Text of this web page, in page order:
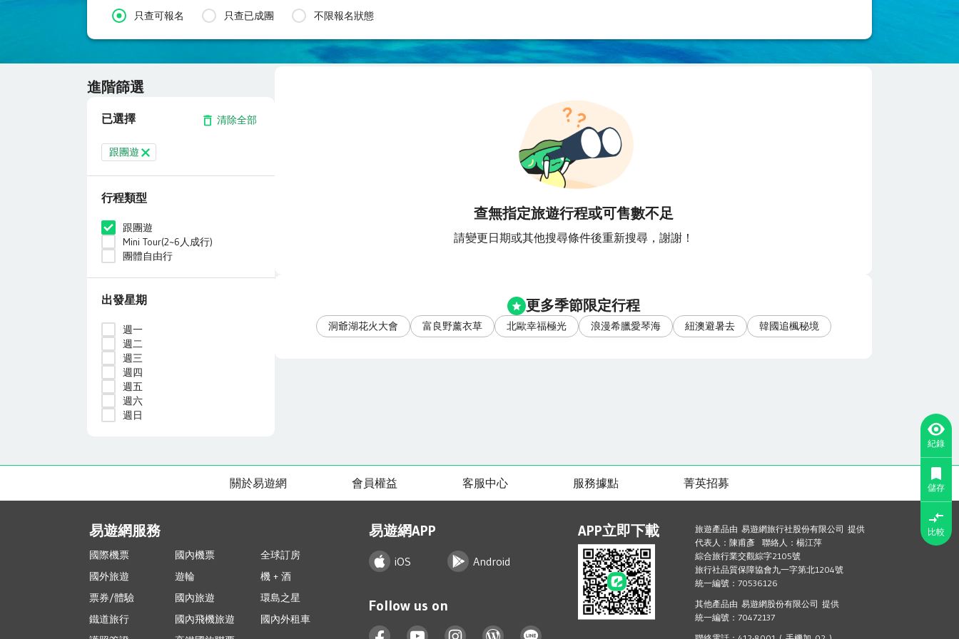
只查可報名 只查已成團 不限報名狀態
進階篩選
已選擇 清除全部
跟團遊
行程類型
跟團遊
Mini Tour(2~6人成行)
團體自由行
出發星期
週一
週二
週三
週四
週五
週六
週日
紀錄
儲存
比較
查無指定旅遊行程或可售數不足
請變更日期或其他搜尋條件後重新搜尋，謝謝！
更多季節限定行程
洞爺湖花火大會 富良野薰衣草 北歐幸福極光 浪漫希臘愛琴海 紐澳避暑去 韓國追楓秘境
關於易遊網 會員權益 客服中心 服務據點 菁英招募
易遊網服務
國際機票 國內機票
全球訂房
國外旅遊
遊輪
機 + 酒
票券/體驗
國內旅遊
環島之星
鐵道旅行
國內飛機旅遊
國內外租車
易遊網APP
iOS Android
Follow us on
APP立即下載
旅遊產品由 易遊網旅行社股份有限公司 提供
代表人：陳甫彥 聯絡人：楊江萍
綜合旅行業交觀綜字2105號
旅行社品質保障協會九一字第北1204號
統一編號：70536126
其他產品由 易遊網股份有限公司 提供
統一編號：70472137